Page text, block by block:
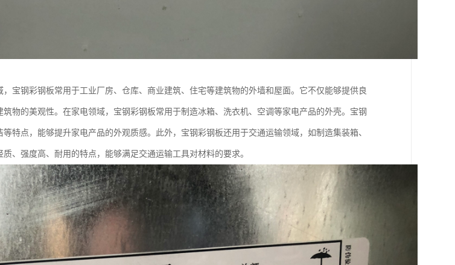
宝钢彩钢板常用于工业厂房、仓库、商业建筑、住宅等建筑物的外墙和屋面。它不仅能够提供良
物的美观性。在家电领域，宝钢彩钢板常用于制造冰箱、洗衣机、空调等家电产品的外壳。宝钢
特点，能够提升家电产品的外观质感。此外，宝钢彩钢板还用于交通运输领域，如制造集装箱、
、强度高、耐用的特点，能够满足交通运输工具对材料的要求。